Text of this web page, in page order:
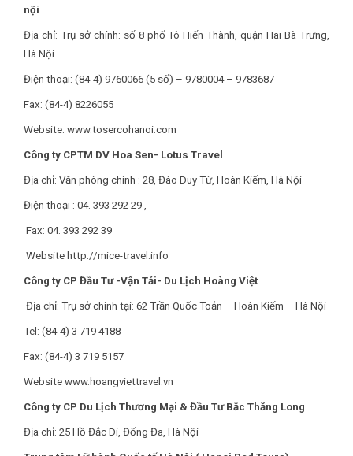
nội
Địa chỉ: Trụ sở chính: số 8 phố Tô Hiến Thành, quận Hai Bà Trưng,
Hà Nội
Điện thoại: (84-4) 9760066 (5 số) – 9780004 – 9783687
Fax: (84-4) 8226055
Website: www.tosercohanoi.com
Công ty CPTM DV Hoa Sen- Lotus Travel
Địa chỉ: Văn phòng chính : 28, Đào Duy Từ, Hoàn Kiếm, Hà Nội
Điện thoại : 04. 393 292 29 ,
Fax: 04. 393 292 39
Website http://mice-travel.info
Công ty CP Đầu Tư -Vận Tải- Du Lịch Hoàng Việt
Địa chỉ: Trụ sở chính tại: 62 Trần Quốc Toản – Hoàn Kiếm – Hà Nội
Tel: (84-4) 3 719 4188
Fax: (84-4) 3 719 5157
Website www.hoangviettravel.vn
Công ty CP Du Lịch Thương Mại & Đầu Tư Bắc Thăng Long
Địa chỉ: 25 Hồ Đắc Di, Đống Đa, Hà Nội